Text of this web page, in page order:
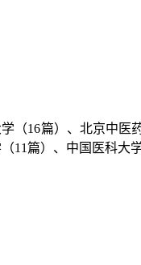
（16 篇）、北京中医
11篇）、中国医科大